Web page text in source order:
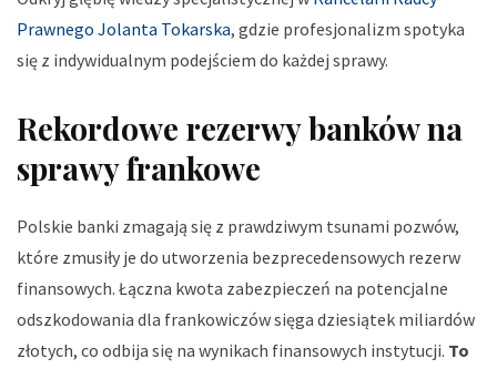
Prawnego Jolanta Tokarska, gdzie profesjonalizm spotyka
się z indywidualnym podejściem do każdej sprawy.
Rekordowe rezerwy banków na
sprawy frankowe
Polskie banki zmagają się z prawdziwym tsunami pozwów,
które zmusiły je do utworzenia bezprecedensowych rezerw
finansowych. Łączna kwota zabezpieczeń na potencjalne
odszkodowania dla frankowiczów sięga dziesiątek miliardów
złotych, co odbija się na wynikach finansowych instytucji. To